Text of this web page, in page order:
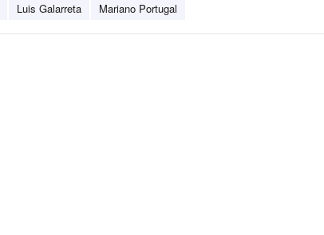
Luis Galarreta Mariano Portugal